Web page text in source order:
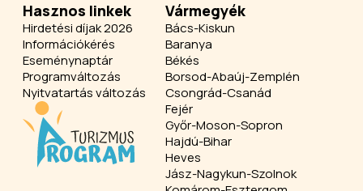
Hasznos linkek
Hirdetési díjak 2026
Információkérés
Eseménynaptár
Programváltozás
Nyitvatartás változás
Vármegyék
Bács-Kiskun
Baranya
Békés
Borsod-Abaúj-Zemplén
Csongrád-Csanád
Fejér
Győr-Moson-Sopron
Hajdú-Bihar
Heves
Jász-Nagykun-Szolnok